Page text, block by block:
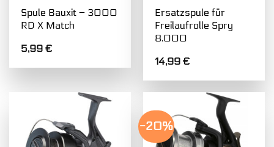
Spule Bauxit – 3000
RD X Match
5,99€
Ersatzspule für
Freilaufrolle Spry
8.000
14,99€
-20%